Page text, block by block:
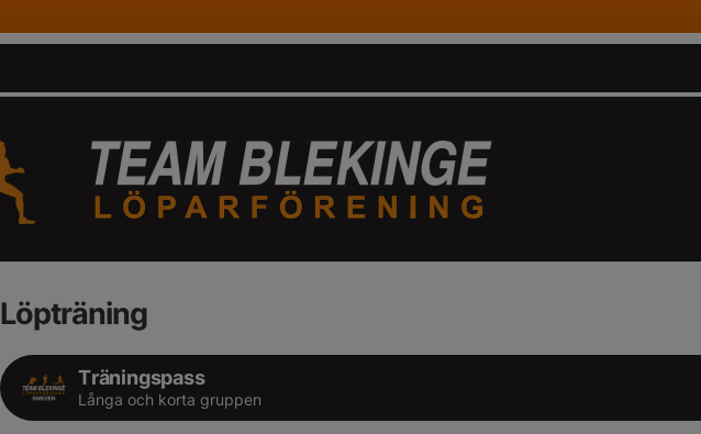
Löpträning
Träningspass
Långa och korta gruppen